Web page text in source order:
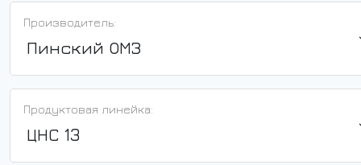
Производитель:
Пинский ОМЗ
Продуктовая линейка:
ЦНС 13